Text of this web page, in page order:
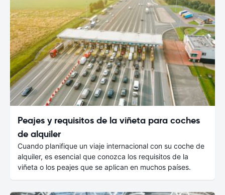
Peajes y requisitos de la viñeta para coches
de alquiler
Cuando planifique un viaje internacional con su coche de
alquiler, es esencial que conozca los requisitos de la
viñeta o los peajes que se aplican en muchos países.